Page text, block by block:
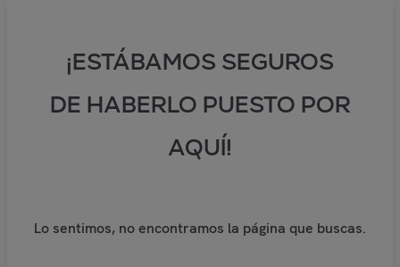
¡ESTÁBAMOS SEGUROS
DE HABERLO PUESTO POR
AQUÍ!
Lo sentimos, no encontramos la página que buscas.